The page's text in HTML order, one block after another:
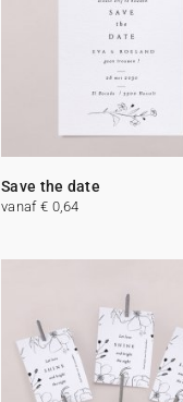
Save the date
vanaf € 0,64